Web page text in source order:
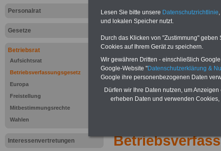
Personalrat
Gesetze
Betriebsrat
Aufsichtsrat
Betriebsverfassungsgesetz
Europa
Freistellung
Mitbestimmungsrechte
Wahlen
Interessenvertretungen
Lesen Sie bitte unsere Datenschutzrichtlinie
und lokalen Speicher nutzt.
Durch das Klicken von "Zustimmung"
Cookies auf Ihrem Gerät zu speichern.
Wir gewähren Dritten - einschließlich
Google-Website "Datenschutzerklärung &
Google ihre personenbezogenen Daten
Dürfen wir Ihre Daten nutzen, um
erheben Daten und verwenden